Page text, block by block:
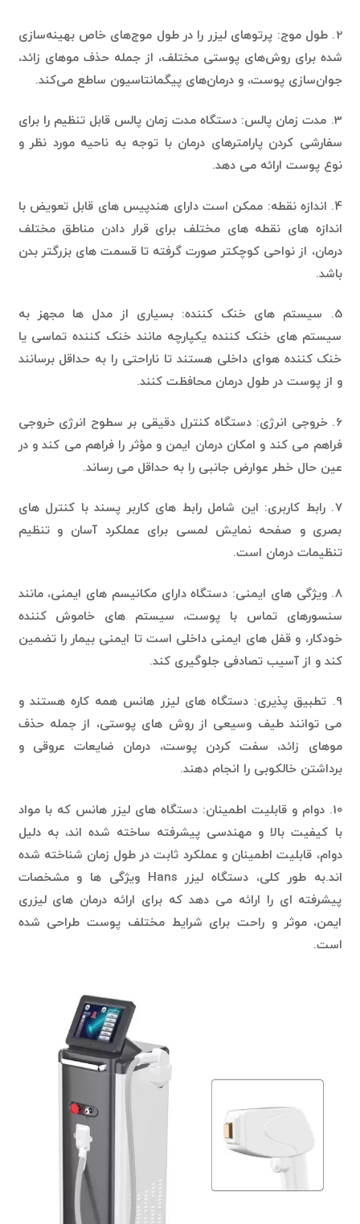
2. طول موج: پرتوهای لیزر را در طول موج‌های خاص بهینه‌سازی
شده برای روش‌های پوستی مختلف، از جمله حذف موهای زائد،
جوان‌سازی پوست، و درمان‌های پیگمانتاسیون ساطع می‌کند.
3. مدت زمان پالس: دستگاه مدت زمان پالس قابل تنظیم را برای
سفارشی کردن پارامترهای درمان با توجه به ناحیه مورد نظر و
نوع پوست ارائه می دهد.
4. اندازه نقطه: ممکن است دارای هندپیس های قابل تعویض با
اندازه های نقطه های مختلف برای قرار دادن مناطق مختلف
درمان، از نواحی کوچکتر صورت گرفته تا قسمت های بزرگتر بدن
باشد.
5. سیستم های خنک کننده: بسیاری از مدل ها مجهز به
سیستم های خنک کننده یکپارچه مانند خنک کننده تماسی یا
خنک کننده هوای داخلی هستند تا ناراحتی را به حداقل برسانند
و از پوست در طول درمان محافظت کنند.
6. خروجی انرژی: دستگاه کنترل دقیقی بر سطوح انرژی خروجی
فراهم می کند و امکان درمان ایمن و مؤثر را فراهم می کند و در
عین حال خطر عوارض جانبی را به حداقل می رساند.
7. رابط کاربری: این شامل رابط های کاربر پسند با کنترل های
بصری و صفحه نمایش لمسی برای عملکرد آسان و تنظیم
تنظیمات درمان است.
8. ویژگی های ایمنی: دستگاه دارای مکانیسم های ایمنی، مانند
سنسورهای تماس با پوست، سیستم های خاموش کننده
خودکار، و قفل های ایمنی داخلی است تا ایمنی بیمار را تضمین
کند و از آسیب تصادفی جلوگیری کند.
9. تطبیق پذیری: دستگاه های لیزر هانس همه کاره هستند و
می توانند طیف وسیعی از روش های پوستی، از جمله حذف
موهای زائد، سفت کردن پوست، درمان ضایعات عروقی و
برداشتن خالکوبی را انجام دهند.
10. دوام و قابلیت اطمینان: دستگاه های لیزر هانس که با مواد
با کیفیت بالا و مهندسی پیشرفته ساخته شده اند، به دلیل
دوام، قابلیت اطمینان و عملکرد ثابت در طول زمان شناخته شده
اند.به طور کلی، دستگاه لیزر Hans ویژگی ها و مشخصات
پیشرفته ای را ارائه می دهد که برای ارائه درمان های لیزری
ایمن، موثر و راحت برای شرایط مختلف پوست طراحی شده
است.